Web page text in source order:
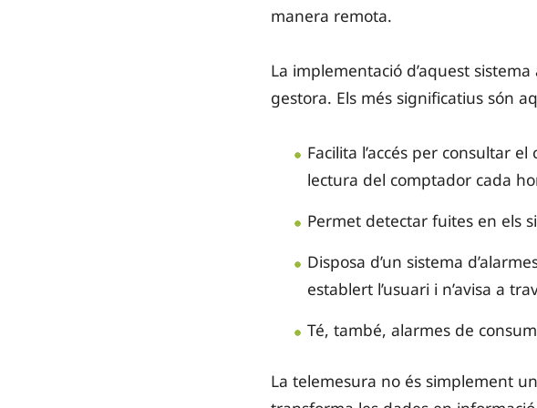
manera remota.
La implementació d’aquest
gestora. Els més significatius són
Facilita l’accés per consultar
lectura del comptador cada
Permet detectar fuites en els
Disposa d’un sistema
establert l’usuari i n’avisa a
Té, també, alarmes de
La telemesura no és simplement